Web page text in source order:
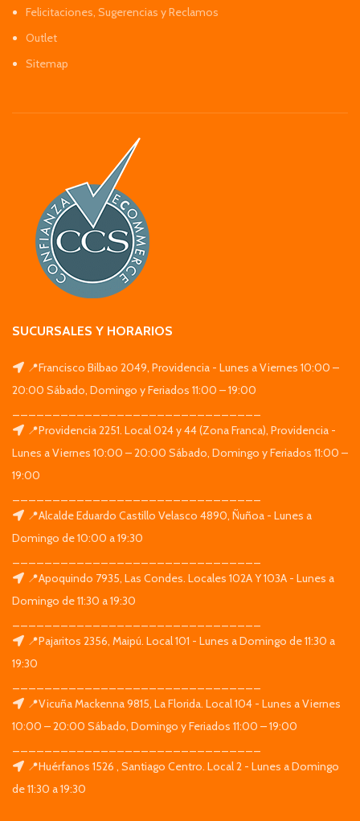
Felicitaciones, Sugerencias y Reclamos
Outlet
Sitemap
SUCURSALES Y HORARIOS
📍Francisco Bilbao 2049, Providencia - Lunes a Viernes 10:00 –
20:00 Sábado, Domingo y Feriados 11:00 – 19:00
📍Providencia 2251. Local 024 y 44 (Zona Franca), Providencia -
Lunes a Viernes 10:00 – 20:00 Sábado, Domingo y Feriados 11:00 –
19:00
📍Alcalde Eduardo Castillo Velasco 4890, Ñuñoa - Lunes a
Domingo de 10:00 a 19:30
📍Apoquindo 7935, Las Condes. Locales 102A Y 103A - Lunes a
Domingo de 11:30 a 19:30
📍Pajaritos 2356, Maipú. Local 101 - Lunes a Domingo de 11:30 a
19:30
📍Vicuña Mackenna 9815, La Florida. Local 104 - Lunes a Viernes
10:00 – 20:00 Sábado, Domingo y Feriados 11:00 – 19:00
📍Huérfanos 1526 , Santiago Centro. Local 2 - Lunes a Domingo
de 11:30 a 19:30